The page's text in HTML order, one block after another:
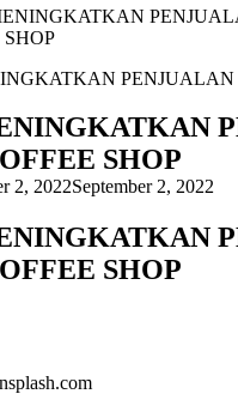
SHOP
SHOP
2, 2022September 2, 2022
SHOP